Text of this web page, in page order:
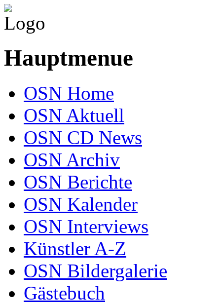
Hauptmenue
OSN Home
OSN Aktuell
OSN CD News
OSN Archiv
OSN Berichte
OSN Kalender
OSN Interviews
Künstler A-Z
OSN Bildergalerie
Gästebuch